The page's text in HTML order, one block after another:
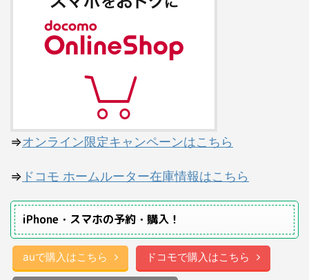
⇒オンライン限定キャンペーンはこちら
⇒ ドコモ ホームルーター在庫情報はこちら
iPhone・スマホの予約・購入！
auで購入はこちら ドコモで購入はこちら